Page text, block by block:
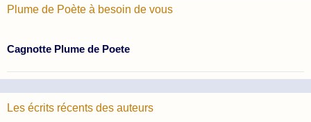
Plume de Poète à besoin de vous
Cagnotte Plume de Poete
Les écrits récents des auteurs